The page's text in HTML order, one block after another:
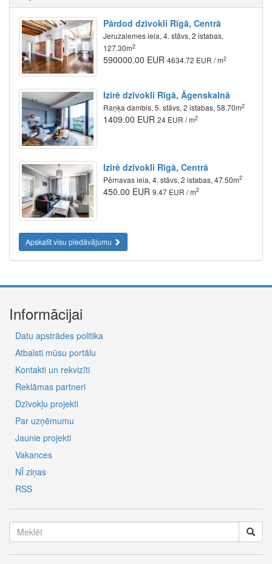
Pārdod dzīvokli Rīgā, Centrā
Jeruzalemes iela, 4. stāvs, 2 istabas,
127.30m2
590000.00 EUR 4634.72 EUR / m2
Izīrē dzīvokli Rīgā, Āgenskalnā
Raņķa dambis, 5. stāvs, 2 istabas, 58.70m2
1409.00 EUR 24 EUR / m2
Izīrē dzīvokli Rīgā, Centrā
Pērnavas iela, 4. stāvs, 2 istabas, 47.50m2
450.00 EUR 9.47 EUR / m2
Apskatīt visu piedāvājumu
Informācijai
Datu apstrādes politika
Atbalsti mūsu portālu
Kontakti un rekvizīti
Reklāmas partneri
Dzīvokļu projekti
Par uzņēmumu
Jaunie projekti
Vakances
NĪ ziņas
RSS